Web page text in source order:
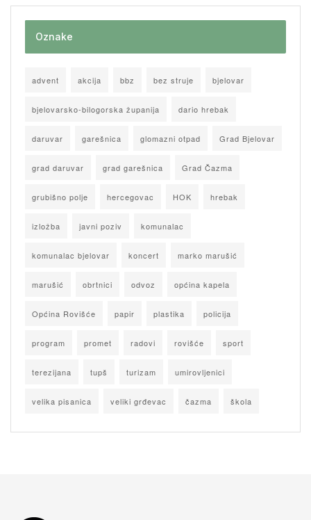
Oznake
advent akcija bbz bez struje bjelovar
bjelovarsko-bilogorska županija dario hrebak
daruvar garešnica glomazni otpad Grad Bjelovar
grad daruvar grad garešnica Grad Čazma
grubišno polje hercegovac HOK hrebak
izložba javni poziv komunalac
komunalac bjelovar koncert marko marušić
marušić obrtnici odvoz općina kapela
Općina Rovišće papir plastika policija
program promet radovi rovišće sport
terezijana tupš turizam umirovljenici
velika pisanica veliki grđevac čazma škola